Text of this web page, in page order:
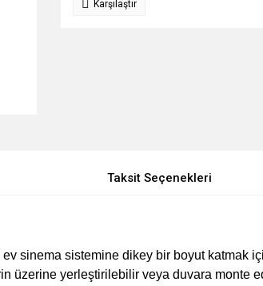
Karşılaştır
Taksit Seçenekleri
sinema sistemine dikey bir boyut katmak
üzerine yerleştirilebilir veya duvara monte